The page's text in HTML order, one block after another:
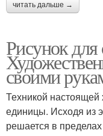
читать дальше →
Рисунок для
своими
Техникой
единицы. Исходя из
решается в